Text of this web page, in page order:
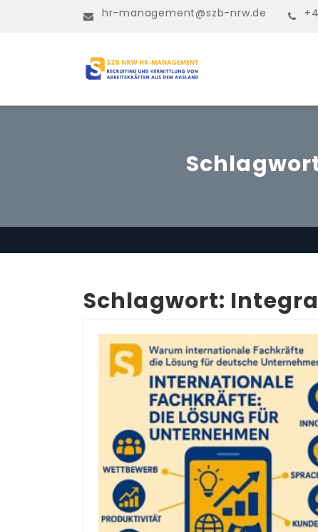
hr-management@szb-nrw.de
Schlagwort: